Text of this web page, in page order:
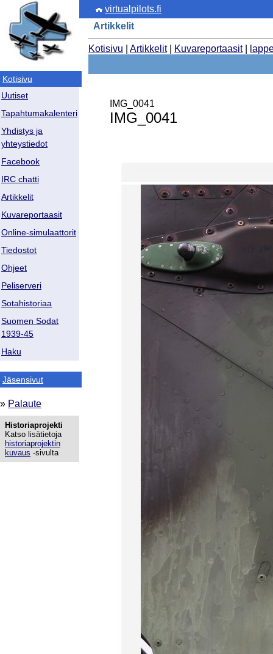
Kotisivu
Uutiset
Tapahtumakalenteri
Yhdistys ja
yhteystiedot
Facebook
IRC chatti
Artikkelit
Kuvareportaasit
Online-simulaattorit
Tiedostot
Ohjeet
Peliserveri
Sotahistoriaa
Suomen Sodat
1939-45
Haku
Jäsensivut
» Palaute
Historiaprojekti
Katso lisätietoja
historiaprojektin
kuvaus -sivulta
virtualpilots.fi
Artikkelit
Kotisivu Artikkelit| Kuvareportaasit|
IMG_0041
IMG_0041